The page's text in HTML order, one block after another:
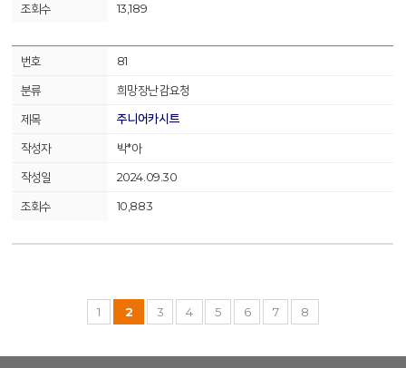
13,189
81
희망장난감요청
주니어카시트
박*아
2024.09.30
10,883
1 2 3 4 5 6 7 8